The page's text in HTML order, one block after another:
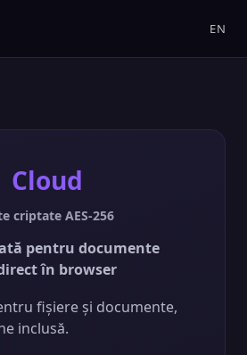
EN
Cloud
criptate AES-256
pentru documente
în browser
fișiere și documente,
inclusă.